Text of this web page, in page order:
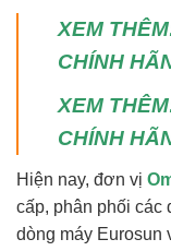
XEM
CHÍNH
XEM
CHÍNH
Hiện nay, đơn vị
cấp, phân phối các
dòng máy Eurosun